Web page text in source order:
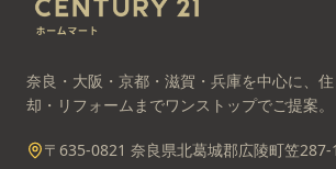
奈良・大阪・京都・滋賀・兵庫を中心に、
却・リフォームまでワンストップでご提案。
〒635-0821 奈良県北葛城郡広陵町笠287-1